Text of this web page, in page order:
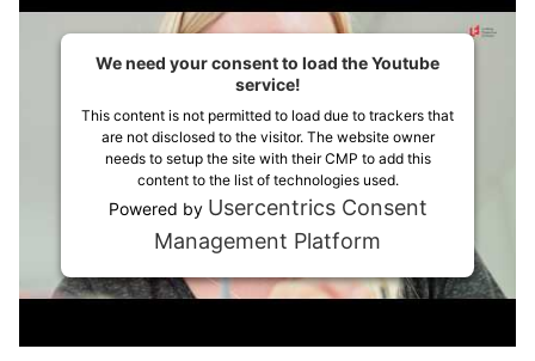
We need your consent to load the Youtube
service!
This content is not permitted to load due to trackers that
are not disclosed to the visitor. The website owner
needs to setup the site with their CMP to add this
content to the list of technologies used.
Powered by Usercentrics Consent
Management Platform